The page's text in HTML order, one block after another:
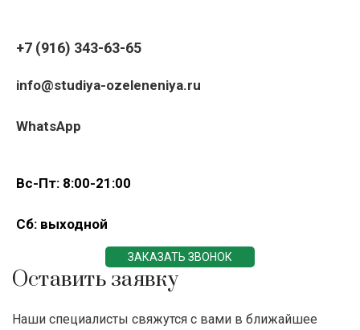
+7 (916) 343-63-65
info@studiya-ozeleneniya.ru
WhatsApp
Вс-Пт: 8:00-21:00
Сб: выходной
ЗАКАЗАТЬ ЗВОНОК
Оставить заявку
Наши специалисты свяжутся с вами в ближайшее